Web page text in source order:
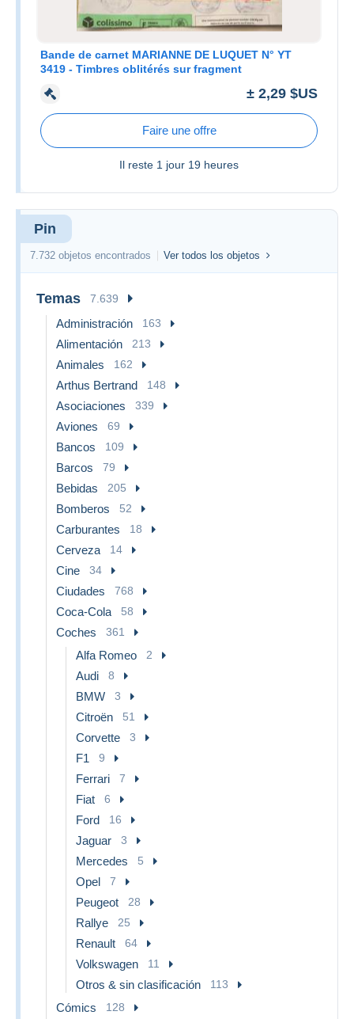
Bande de carnet MARIANNE DE LUQUET N° YT
3419 - Timbres oblitérés sur fragment
± 2,29 $US
Faire une offre
Il reste 1 jour 19 heures
Pin
7.732 objetos encontrados Ver todos los objetos
Temas 7.639
Administración 163
Alimentación 213
Animales 162
Arthus Bertrand 148
Asociaciones 339
Aviones 69
Bancos 109
Barcos 79
Bebidas 205
Bomberos 52
Carburantes 18
Cerveza 14
Cine 34
Ciudades 768
Coca-Cola 58
Coches 361
Alfa Romeo 2
Audi 8
BMW 3
Citroën 51
Corvette 3
F1 9
Ferrari 7
Fiat 6
Ford 16
Jaguar 3
Mercedes 5
Opel 7
Peugeot 28
Rallye 25
Renault 64
Volkswagen 11
Otros & sin clasificación 113
Cómics 128